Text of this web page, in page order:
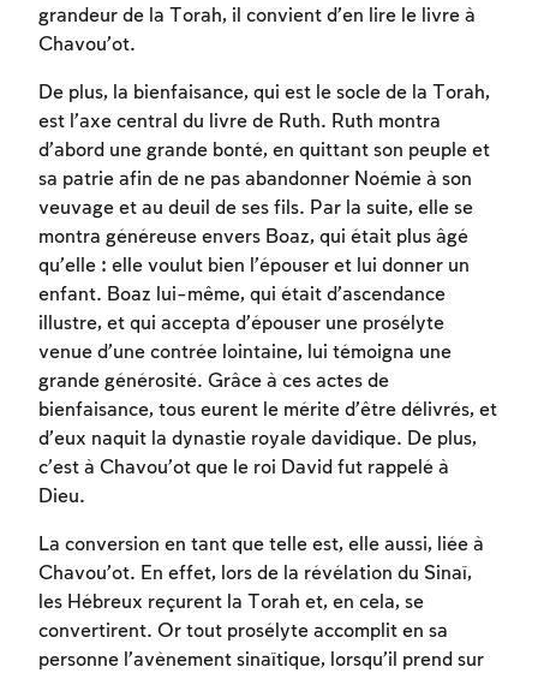
grandeur de la Torah, il convient d’en lire le livre à
Chavou’ot.
De plus, la bienfaisance, qui est le socle de la Torah,
est l’axe central du livre de Ruth. Ruth montra
d’abord une grande bonté, en quittant son peuple et
sa patrie afin de ne pas abandonner Noémie à son
veuvage et au deuil de ses fils. Par la suite, elle se
montra généreuse envers Boaz, qui était plus âgé
qu’elle : elle voulut bien l’épouser et lui donner un
enfant. Boaz lui-même, qui était d’ascendance
illustre, et qui accepta d’épouser une prosélyte
venue d’une contrée lointaine, lui témoigna une
grande générosité. Grâce à ces actes de
bienfaisance, tous eurent le mérite d’être délivrés, et
d’eux naquit la dynastie royale davidique. De plus,
c’est à Chavou’ot que le roi David fut rappelé à
Dieu.
La conversion en tant que telle est, elle aussi, liée à
Chavou’ot. En effet, lors de la révélation du Sinaï,
les Hébreux reçurent la Torah et, en cela, se
convertirent. Or tout prosélyte accomplit en sa
personne l’avènement sinaïtique, lorsqu’il prend sur
Inscription requise
Afin d'enregistrer ce que vous avez étudié,
vous devez vous connectez ou vous
inscrire.
Inscription Connexion